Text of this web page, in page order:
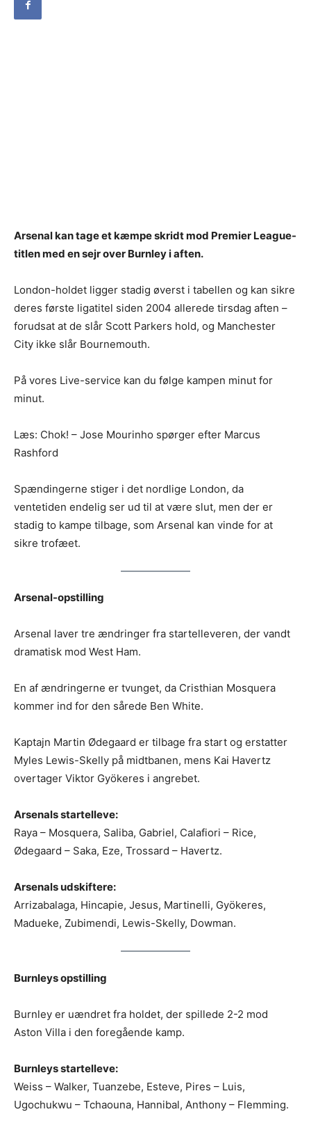
Arsenal kan tage et kæmpe skridt mod Premier League-
titlen med en sejr over Burnley i aften.
London-holdet ligger stadig øverst i tabellen og kan sikre
deres første ligatitel siden 2004 allerede tirsdag aften –
forudsat at de slår Scott Parkers hold, og Manchester
City ikke slår Bournemouth.
På vores Live-service kan du følge kampen minut for
minut.
Læs: Chok! – Jose Mourinho spørger efter Marcus
Rashford
Spændingerne stiger i det nordlige London, da
ventetiden endelig ser ud til at være slut, men der er
stadig to kampe tilbage, som Arsenal kan vinde for at
sikre trofæet.
Arsenal-opstilling
Arsenal laver tre ændringer fra startelleveren, der vandt
dramatisk mod West Ham.
En af ændringerne er tvunget, da Cristhian Mosquera
kommer ind for den sårede Ben White.
Kaptajn Martin Ødegaard er tilbage fra start og erstatter
Myles Lewis-Skelly på midtbanen, mens Kai Havertz
overtager Viktor Gyökeres i angrebet.
Arsenals startelleve:
Raya – Mosquera, Saliba, Gabriel, Calafiori – Rice,
Ødegaard – Saka, Eze, Trossard – Havertz.
Arsenals udskiftere:
Arrizabalaga, Hincapie, Jesus, Martinelli, Gyökeres,
Madueke, Zubimendi, Lewis-Skelly, Dowman.
Burnleys opstilling
Burnley er uændret fra holdet, der spillede 2-2 mod
Aston Villa i den foregående kamp.
Burnleys startelleve:
Weiss – Walker, Tuanzebe, Esteve, Pires – Luis,
Ugochukwu – Tchaouna, Hannibal, Anthony – Flemming.